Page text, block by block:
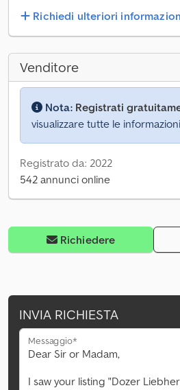
Richiedi ulteriori
Venditore
Nota: Registrati
visualizzare tutte le
Registrato da: 2022
542 annunci online
Richiedere
INVIA RICHIESTA
Messaggio*